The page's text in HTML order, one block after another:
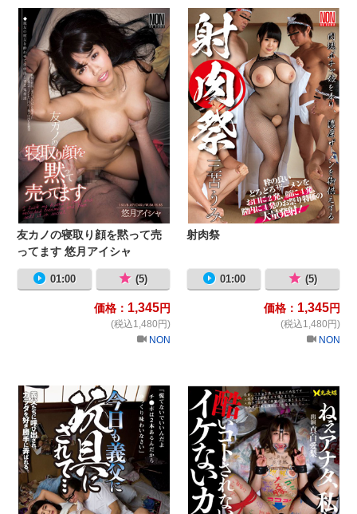
友カノの寝取り顔を黙って売ってま
友カノの寝取り顔を黙って売
ってます 悠月アイシャ
01:00 (5)
価格： 1,345円
(税込1,480円)
NON
射肉祭
01:00 (5)
価格： 1,345円
(税込1,480円)
NON
今日も義父に玩具にされて… 古川祥